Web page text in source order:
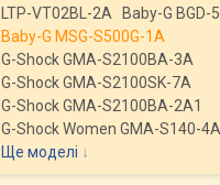
LTP-VT02BL-2A
Baby-G BGD-
Baby-G MSG-S500G-1A
G-Shock GMA-S2100BA-3A
G-Shock GMA-S2100SK-7A
G-Shock GMA-S2100BA-2A1
G-Shock Women GMA-S140-4A
Ще моделі ↓